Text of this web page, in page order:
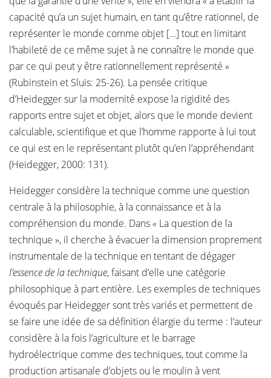
capacité qu’a un sujet humain, en tant qu’être rationnel, de
représenter le monde comme objet […] tout en limitant
l’habileté de ce même sujet à ne connaître le monde que
par ce qui peut y être rationnellement représenté »
(Rubinstein et Sluis: 25-26). La pensée critique
d’Heidegger sur la modernité expose la rigidité des
rapports entre sujet et objet, alors que le monde devient
calculable, scientifique et que l’homme rapporte à lui tout
ce qui est en le représentant plutôt qu’en l’appréhendant
(Heidegger, 2000: 131).
Heidegger considère la technique comme une question
centrale à la philosophie, à la connaissance et à la
compréhension du monde. Dans « La question de la
technique », il cherche à évacuer la dimension proprement
instrumentale de la technique en tentant de dégager
l’essence de la technique, faisant d’elle une catégorie
philosophique à part entière. Les exemples de techniques
évoqués par Heidegger sont très variés et permettent de
se faire une idée de sa définition élargie du terme : l’auteur
considère à la fois l’agriculture et le barrage
hydroélectrique comme des techniques, tout comme la
production artisanale d’objets ou le moulin à vent